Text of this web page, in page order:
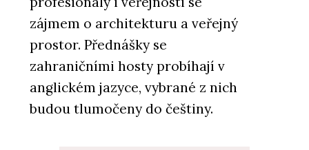
zájmem o architekturu a veřejný
prostor. Přednášky se
zahraničními hosty probíhají v
anglickém jazyce, vybrané z nich
budou tlumočeny do češtiny.